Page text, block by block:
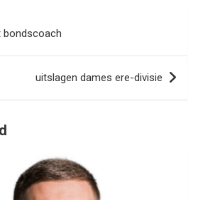
bondscoach
uitslagen dames ere-divisie